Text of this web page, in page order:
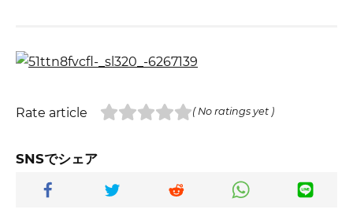
Rate article ( No ratings yet )
SNSでシェア